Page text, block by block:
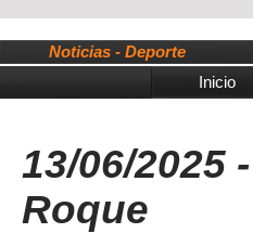
Noticias - Deporte
Inicio
13/06/2025
Roque